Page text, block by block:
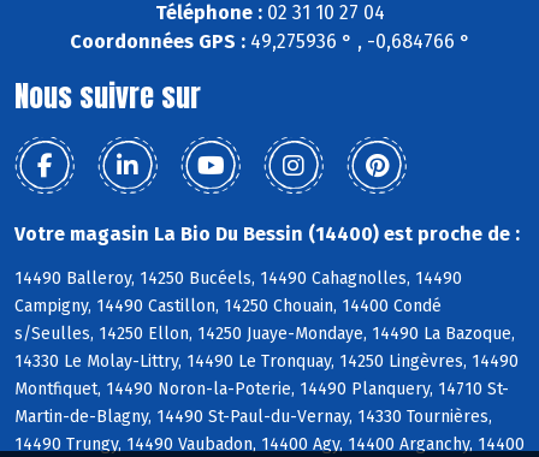
Téléphone :02 31 10 27 04
Coordonnées GPS :49,275936 ° , -0,684766 °
Nous suivre sur
Votre magasin La Bio Du Bessin (14400) est proche de :
14490 Balleroy, 14250 Bucéels, 14490 Cahagnolles, 14490
Campigny, 14490 Castillon, 14250 Chouain, 14400 Condé
s/Seulles, 14250 Ellon, 14250 Juaye-Mondaye, 14490 La Bazoque,
14330 Le Molay-Littry, 14490 Le Tronquay, 14250 Lingèvres, 14490
Montfiquet, 14490 Noron-la-Poterie, 14490 Planquery, 14710 St-
Martin-de-Blagny, 14490 St-Paul-du-Vernay, 14330 Tournières,
14490 Trungy, 14490 Vaubadon, 14400 Agy, 14400 Arganchy, 14400